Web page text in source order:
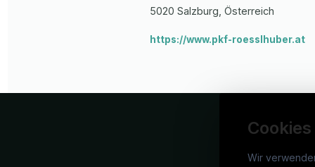
5020 Salzburg , Österreich
https://www.pkf-roesslhuber.at
Wir